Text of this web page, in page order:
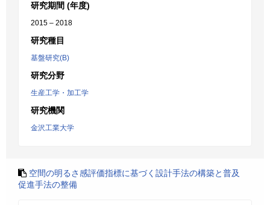
研究期間 (年度)
2015 – 2018
研究種目
基盤研究(B)
研究分野
生産工学・加工学
研究機関
金沢工業大学
空間の明るさ感評価指標に基づく設計手法の構築と普及
促進手法の整備